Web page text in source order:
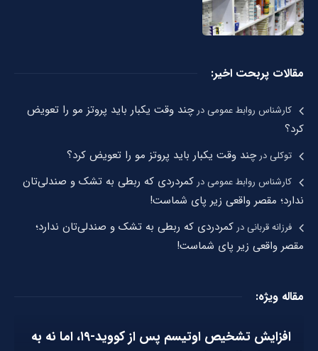
مقالات پربحت اخیر:
کارشناس روابط عمومیدرچند وقت یکبار باید پروتز مو را تعویض
کرد؟
توکلیدرچند وقت یکبار باید پروتز مو را تعویض کرد؟
کارشناس روابط عمومیدر کمردردی که ربطی به تشک و صندلی‌تان
ندارد؛ مقصر واقعی زیر پای شماست!
فرزانه قربانیدر کمردردی که ربطی به تشک و صندلی‌تان ندارد؛
مقصر واقعی زیر پای شماست!
مقاله ویژه:
افزایش تشخیص اوتیسم پس از کووید-۱۹، اما نه به